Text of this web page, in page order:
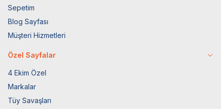
Sepetim
Blog Sayfası
Müşteri Hizmetleri
Özel Sayfalar
4 Ekim Özel
Markalar
Tüy Savaşları